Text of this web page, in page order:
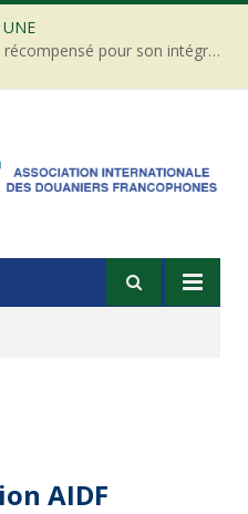
CÔTE D’IVOIRE : Un Gendarme récompensé pour son intégrité face à une tentative de corruption
AIDF